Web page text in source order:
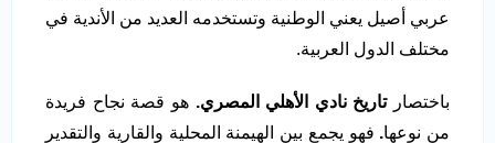
عربي أصيل يعني الوطنية وتستخدمه العديد من الأندية في
مختلف الدول العربية.
باختصارتاريخ نادي الأهلي المصري. هو قصة نجاح فريدة
من نوعها. فهو يجمع بين الهيمنة المحلية والقارية والتقدير